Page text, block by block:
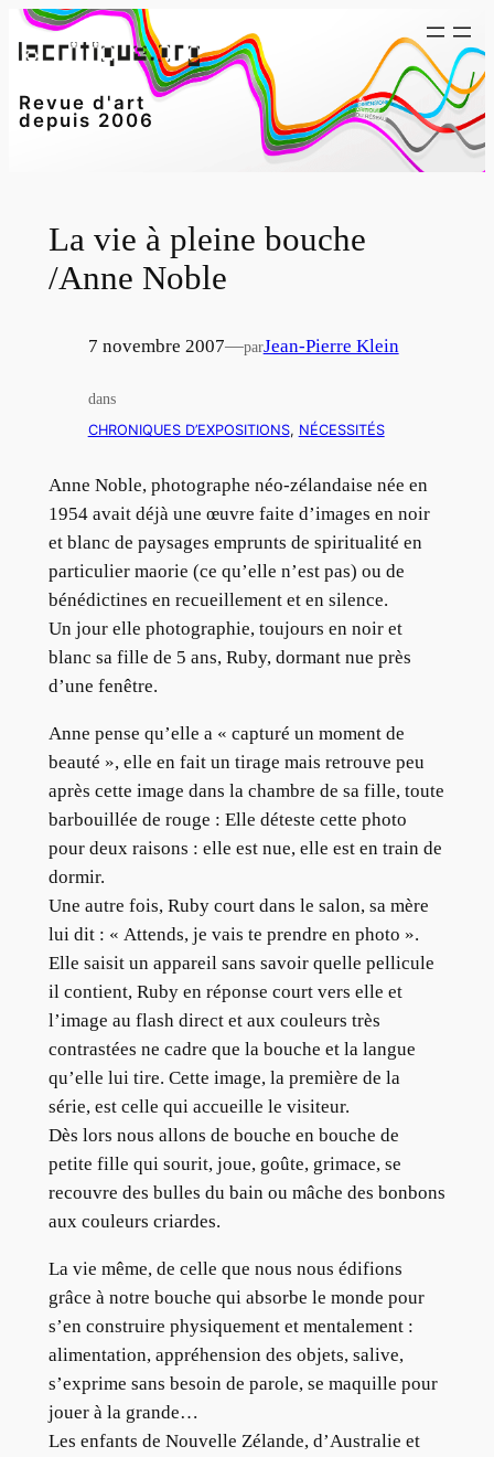
Aller
au
Revue d'art
depuis 2006
La vie à pleine bouche
/Anne Noble
7 novembre 2007—parJean-Pierre Klein
dans
CHRONIQUES D’EXPOSITIONS, NÉCESSITÉS
Anne Noble, photographe néo-zélandaise née en
1954 avait déjà une œuvre faite d’images en noir
et blanc de paysages emprunts de spiritualité en
particulier maorie (ce qu’elle n’est pas) ou de
bénédictines en recueillement et en silence.
Un jour elle photographie, toujours en noir et
blanc sa fille de 5 ans, Ruby, dormant nue près
d’une fenêtre.
Anne pense qu’elle a « capturé un moment de
beauté », elle en fait un tirage mais retrouve peu
après cette image dans la chambre de sa fille, toute
barbouillée de rouge : Elle déteste cette photo
pour deux raisons : elle est nue, elle est en train de
dormir.
Une autre fois, Ruby court dans le salon, sa mère
lui dit : « Attends, je vais te prendre en photo ».
Elle saisit un appareil sans savoir quelle pellicule
il contient, Ruby en réponse court vers elle et
l’image au flash direct et aux couleurs très
contrastées ne cadre que la bouche et la langue
qu’elle lui tire. Cette image, la première de la
série, est celle qui accueille le visiteur.
Dès lors nous allons de bouche en bouche de
petite fille qui sourit, joue, goûte, grimace, se
recouvre des bulles du bain ou mâche des bonbons
aux couleurs criardes.
La vie même, de celle que nous nous édifions
grâce à notre bouche qui absorbe le monde pour
s’en construire physiquement et mentalement :
alimentation, appréhension des objets, salive,
s’exprime sans besoin de parole, se maquille pour
jouer à la grande…
Les enfants de Nouvelle Zélande, d’Australie et